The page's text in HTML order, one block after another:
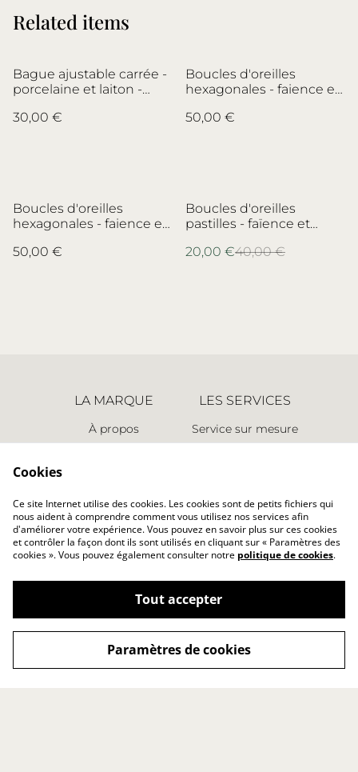
Related items
Bague ajustable carrée -
porcelaine et laiton -
Lomonosov/Manufacture
30,00 €
Boucles d'oreilles
hexagonales - faience et
50,00 €
Boucles d'oreilles
hexagonales - faience et
50,00 €
%
Boucles d'oreilles
pastilles - faïence et
20,00 €40,00 €
LA MARQUE
À propos
LES SERVICES
Service sur mesure
Conditions générales
Politique de cookies
Politique de
Mentions légales
Cookies
Ce site Internet utilise des cookies. Les cookies sont de petits fichiers qui
nous aident à comprendre comment vous utilisez nos services afin
d'améliorer votre expérience. Vous pouvez en savoir plus sur ces cookies
et contrôler la façon dont ils sont utilisés en cliquant sur « Paramètres des
cookies ». Vous pouvez également consulter notre politique de cookies.
Tout accepter
Paramètres de cookies